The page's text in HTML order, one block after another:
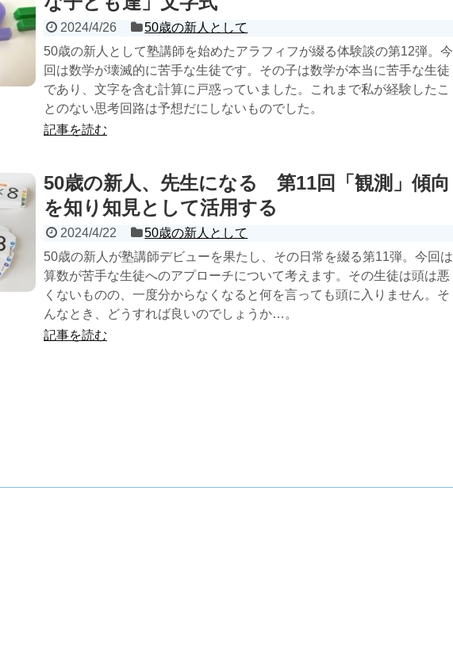
2024/4/26
50歳の新人として
50歳の新人として塾講師を始めたアラフィフが綴る体験談の第12弾。今
回は数学が壊滅的に苦手な生徒です。その子は数学が本当に苦手な生徒
であり、文字を含む計算に戸惑っていました。これまで私が経験したこ
とのない思考回路は予想だにしないものでした。
記事を読む
50歳の新人、先生になる 第11回「観測」傾向
を知り知見として活用する
2024/4/22
50歳の新人として
50歳の新人が塾講師デビューを果たし、その日常を綴る第11弾。今回は
算数が苦手な生徒へのアプローチについて考えます。その生徒は頭は悪
くないものの、一度分からなくなると何を言っても頭に入りません。そ
んなとき、どうすれば良いのでしょうか…。
記事を読む